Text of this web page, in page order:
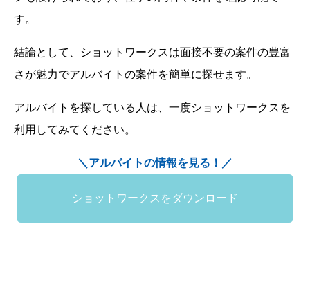
す。
結論として、ショットワークスは面接不要の案件の豊富
さが魅力でアルバイトの案件を簡単に探せます。
アルバイトを探している人は、一度ショットワークスを
利用してみてください。
＼アルバイトの情報を見る！／
ショットワークスをダウンロード